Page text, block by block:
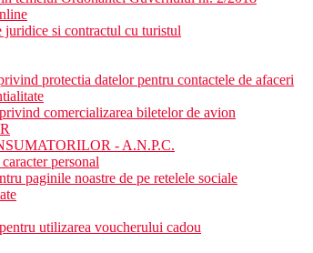
juridice si contractul cu turistul
protectia datelor pentru contactele de afaceri
comercializarea biletelor de avion
- A.N.P.C.
personal
paginile noastre de pe retelele sociale
utilizarea voucherului cadou